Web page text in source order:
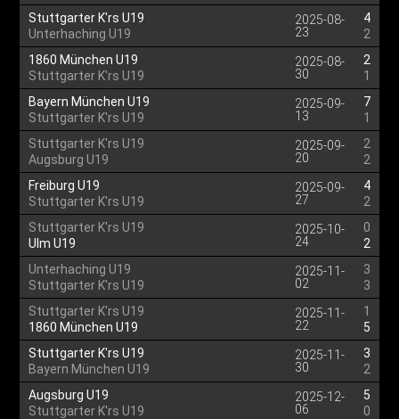
Stuttgarter K'rs U19
Unterhaching U19
2025-08-
23
4
2
1860 München U19
Stuttgarter K'rs U19
2025-08-
30
2
1
Bayern München U19
Stuttgarter K'rs U19
2025-09-
13
7
1
Stuttgarter K'rs U19
Augsburg U19
2025-09-
20
2
2
Freiburg U19
Stuttgarter K'rs U19
2025-09-
27
4
2
Stuttgarter K'rs U19
Ulm U19
2025-10-
24
0
2
Unterhaching U19
Stuttgarter K'rs U19
2025-11-
02
3
3
Stuttgarter K'rs U19
1860 München U19
2025-11-
22
1
5
Stuttgarter K'rs U19
Bayern München U19
2025-11-
30
3
2
Augsburg U19
Stuttgarter K'rs U19
2025-12-
06
5
0